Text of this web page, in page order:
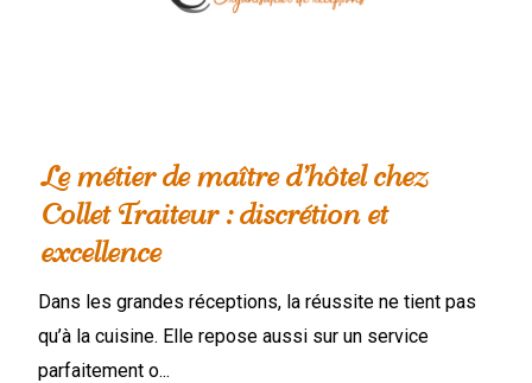
Le métier de maître d’hôtel chez
Collet Traiteur : discrétion et
excellence
Dans les grandes réceptions, la réussite ne tient pas
qu’à la cuisine. Elle repose aussi sur un service
parfaitement o...